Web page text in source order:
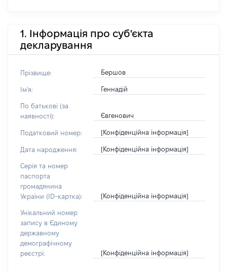
1. Інформація про суб'єкта
декларування
Прізвище: Бершов
Ім'я: Геннадій
По батькові (за
наявності):
Євгенович
Податковий номер: [Конфіденційна інформація]
Дата народження: [Конфіденційна інформація]
Серія та номер
паспорта
громадянина
України (ID-картка):
[Конфіденційна інформація]
Унікальний номер
запису в Єдиному
державному
демографічному
реєстрі:
[Конфіденційна інформація]